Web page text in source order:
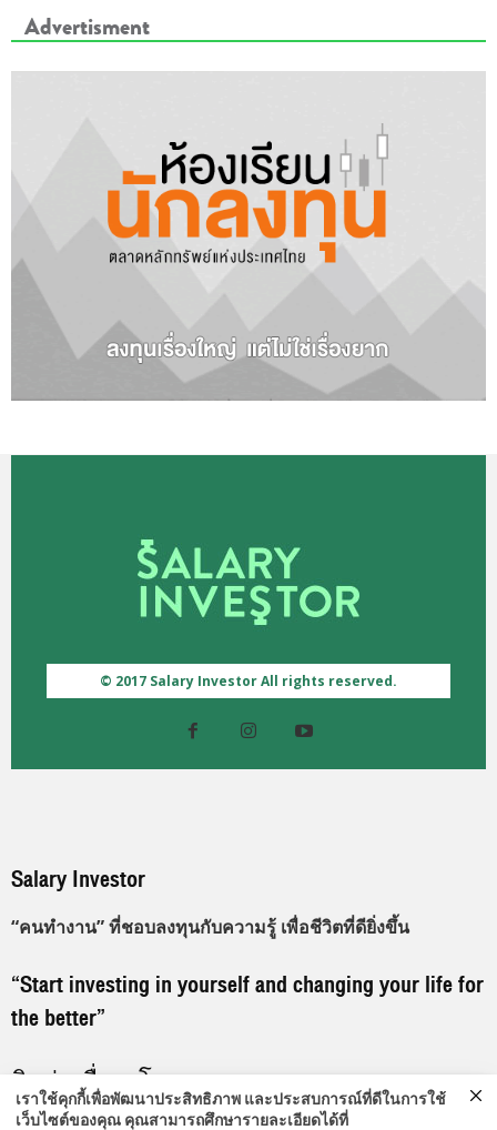
Advertisment
© 2017 Salary Investor All rights reserved.
Salary Investor
“คนทำงาน” ที่ชอบลงทุนกับความรู้ เพื่อชีวิตที่ดียิ่งขึ้น
“Start investing in yourself and changing your life for
the better”
ติดต่อเพื่อลงโฆษณา
เราใช้คุกกี้เพื่อพัฒนาประสิทธิภาพ และประสบการณ์ที่ดีในการใช้
เว็บไซต์ของคุณ คุณสามารถศึกษารายละเอียดได้ที่